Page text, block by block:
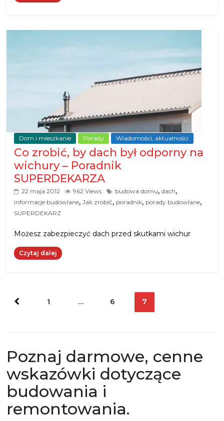
Dom i mieszkanie Porady Wiadomości, aktualności
Co zrobić, by dach był odporny na
wichury – Poradnik
SUPERDEKARZA
22 maja 2012 962 Views budowa domu,dach,
informacje budowlane,Jak zrobić, poradnik, porady budowlane,
SUPERDEKARZ
Możesz zabezpieczyć dach przed skutkami wichur
Czytaj dalej
Stronicowanie
1 … 6 7
Poznaj darmowe, cenne
wskazówki dotyczące
budowania i
remontowania.